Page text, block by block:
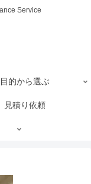
Service
目的から選ぶ
見積り依頼